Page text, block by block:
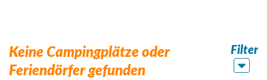
Keine Campingplätze oder
Feriendörfer gefunden
Filter